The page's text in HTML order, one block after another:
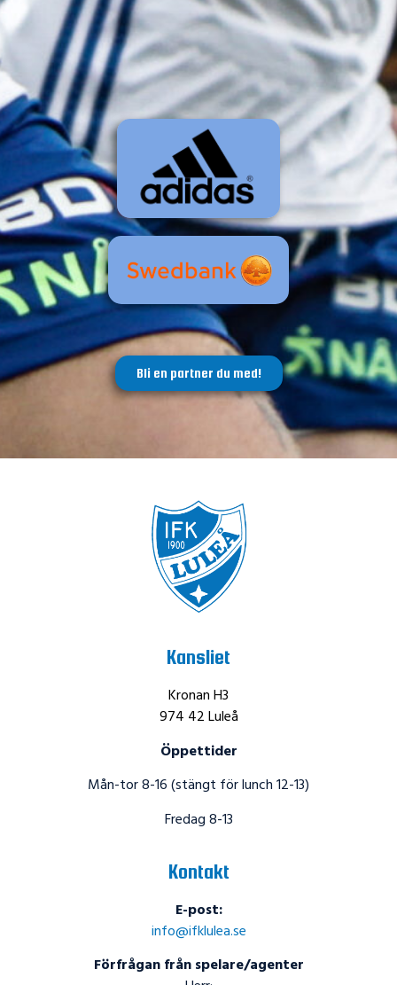
Bli en partner du med!
Kansliet
Kronan H3
974 42 Luleå
Öppettider
Mån-tor 8-16 (stängt för lunch 12-13)
Fredag 8-13
Kontakt
E-post:
info@ifklulea.se
Förfrågan från spelare/agenter